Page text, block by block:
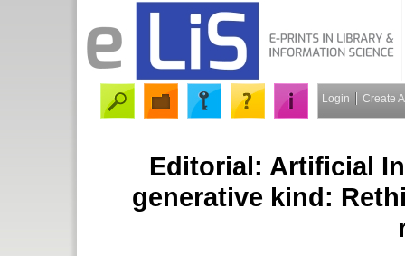
Login Create
Editorial: Artificial
generative kind: